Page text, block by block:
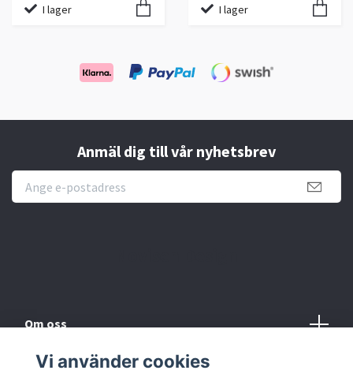
I lager I lager
Anmäl dig till vår nyhetsbrev
Om oss
Vi använder cookies